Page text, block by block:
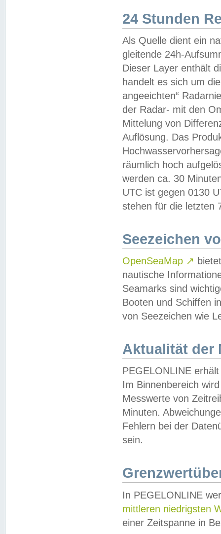
24 Stunden
Als Quelle dient ein
gleitende 24h-
Dieser Layer enthält
handelt es sich um
angeeichten“
der Radar- mit den
Mittelung von
Auflösung. Das
räumlich hoch
werden ca. 30
UTC ist gegen 0130
stehen für die letzten
Seezeichen
OpenSeaMap ↗
nautische
Seamarks sind
Booten und Schiffen
von Seezeichen wie
Aktualität der
PEGELONLINE
Im Binnenbereich
Messwerte von
Minuten.
Fehlern bei der
sein.
In PEGELONLINE
mittleren niedrigsten
einer Zeitspanne in